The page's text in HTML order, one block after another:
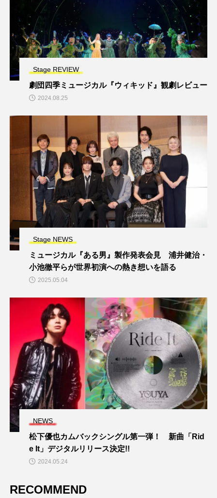
Stage REVIEW
劇団四季ミュージカル『ウィキッド』観劇レビュー
2024.08.25
Stage NEWS
ミュージカル『ある男』製作発表会見 浦井健治・
小池徹平らが世界初演への熱き想いを語る
2025.05.04
NEWS
松下優也カムバックシングル第一弾！ 新曲「Rid
e It」デジタルリリース決定!!
2024.05.24
RECOMMEND